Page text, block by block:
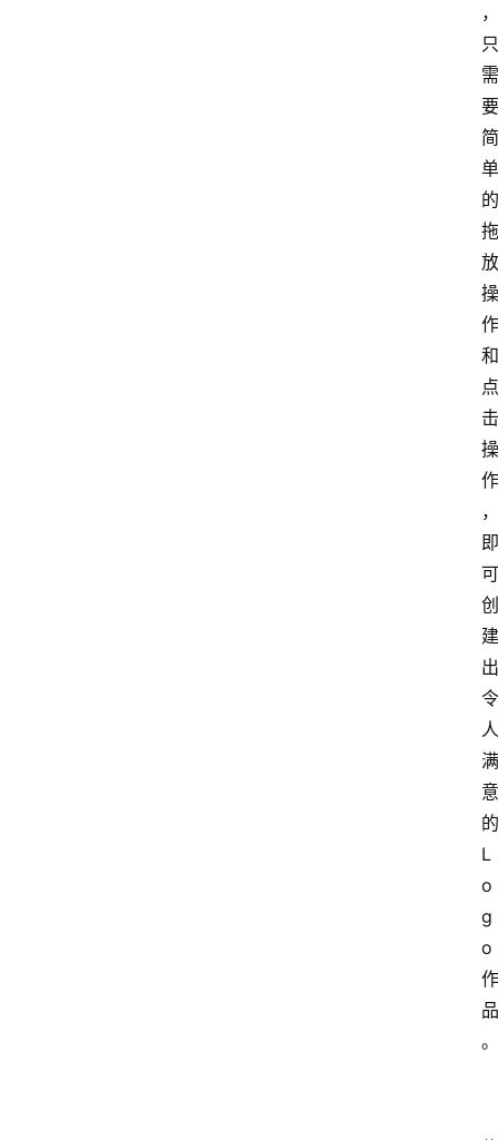
，
只
需
要
简
单
的
拖
放
操
作
和
点
击
操
作
，
即
可
创
建
出
令
人
满
意
的
L
o
g
o
作
品
。